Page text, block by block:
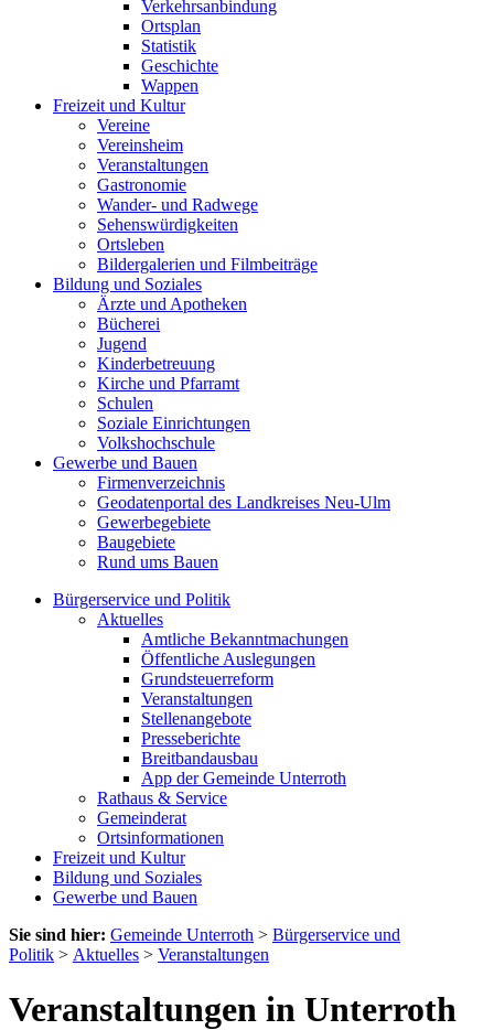
Verkehrsanbindung
Ortsplan
Statistik
Geschichte
Wappen
Freizeit und Kultur
Vereine
Vereinsheim
Veranstaltungen
Gastronomie
Wander- und Radwege
Sehenswürdigkeiten
Ortsleben
Bildergalerien und Filmbeiträge
Bildung und Soziales
Ärzte und Apotheken
Bücherei
Jugend
Kinderbetreuung
Kirche und Pfarramt
Schulen
Soziale Einrichtungen
Volkshochschule
Gewerbe und Bauen
Firmenverzeichnis
Geodatenportal des Landkreises Neu-Ulm
Gewerbegebiete
Baugebiete
Rund ums Bauen
Bürgerservice und Politik
Aktuelles
Amtliche Bekanntmachungen
Öffentliche Auslegungen
Grundsteuerreform
Veranstaltungen
Stellenangebote
Presseberichte
Breitbandausbau
App der Gemeinde Unterroth
Rathaus & Service
Gemeinderat
Ortsinformationen
Freizeit und Kultur
Bildung und Soziales
Gewerbe und Bauen
Sie sind hier: Gemeinde Unterroth > Bürgerservice und
Politik > Aktuelles > Veranstaltungen
Veranstaltungen in Unterroth